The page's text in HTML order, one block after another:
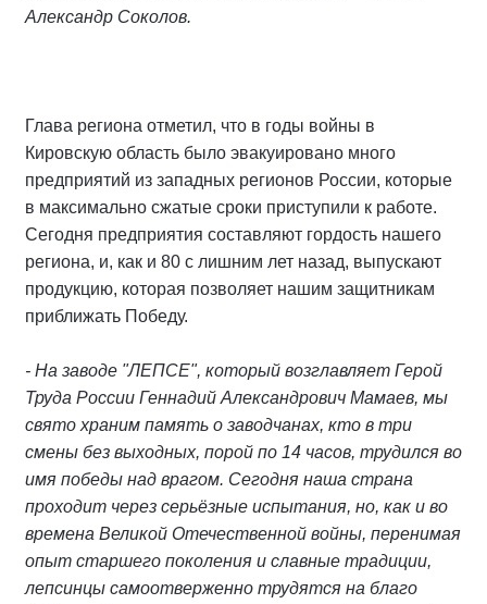
Александр Соколов.
Глава региона отметил, что в годы войны в
Кировскую область было эвакуировано много
предприятий из западных регионов России, которые
в максимально сжатые сроки приступили к работе.
Сегодня предприятия составляют гордость нашего
региона, и, как и 80 с лишним лет назад, выпускают
продукцию, которая позволяет нашим защитникам
приближать Победу.
- На заводе "ЛЕПСЕ", который возглавляет Герой
Труда России Геннадий Александрович Мамаев, мы
свято храним память о заводчанах, кто в три
смены без выходных, порой по 14 часов, трудился во
имя победы над врагом. Сегодня наша страна
проходит через серьёзные испытания, но, как и во
времена Великой Отечественной войны, перенимая
опыт старшего поколения и славные традиции,
лепсинцы самоотверженно трудятся на благо